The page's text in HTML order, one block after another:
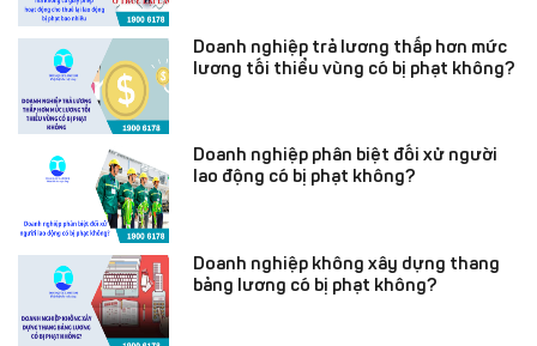
Doanh nghiệp trả lương thấp hơn mức
lương tối thiểu vùng có bị phạt không?
Doanh nghiệp phân biệt đối xử người
lao động có bị phạt không?
Doanh nghiệp không xây dựng thang
bảng lương có bị phạt không?